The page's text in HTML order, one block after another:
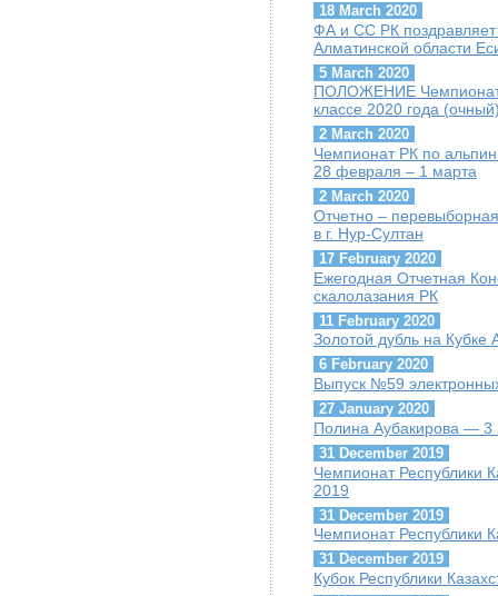
18 March 2020
ФА и СС РК поздравляет
Алматинской области
5 March 2020
ПОЛОЖЕНИЕ Чемпионат
классе 2020 года
2 March 2020
Чемпионат РК по
28 февраля – 1 марта
2 March 2020
Отчетно –
в г. Нур-Султан
17 February 2020
Ежегодная Отчетная
скалолазания РК
11 February 2020
Золотой дубль на
6 February 2020
Выпуск №59
27 January 2020
Полина Аубакирова — 3
31 December 2019
Чемпионат Республики
2019
31 December 2019
Чемпионат Республики
31 December 2019
Кубок Республики